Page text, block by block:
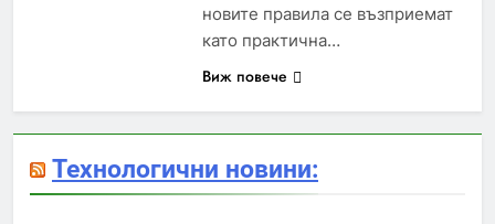
новите правила се възприемат
като практична…
Виж повече
Технологични новини: